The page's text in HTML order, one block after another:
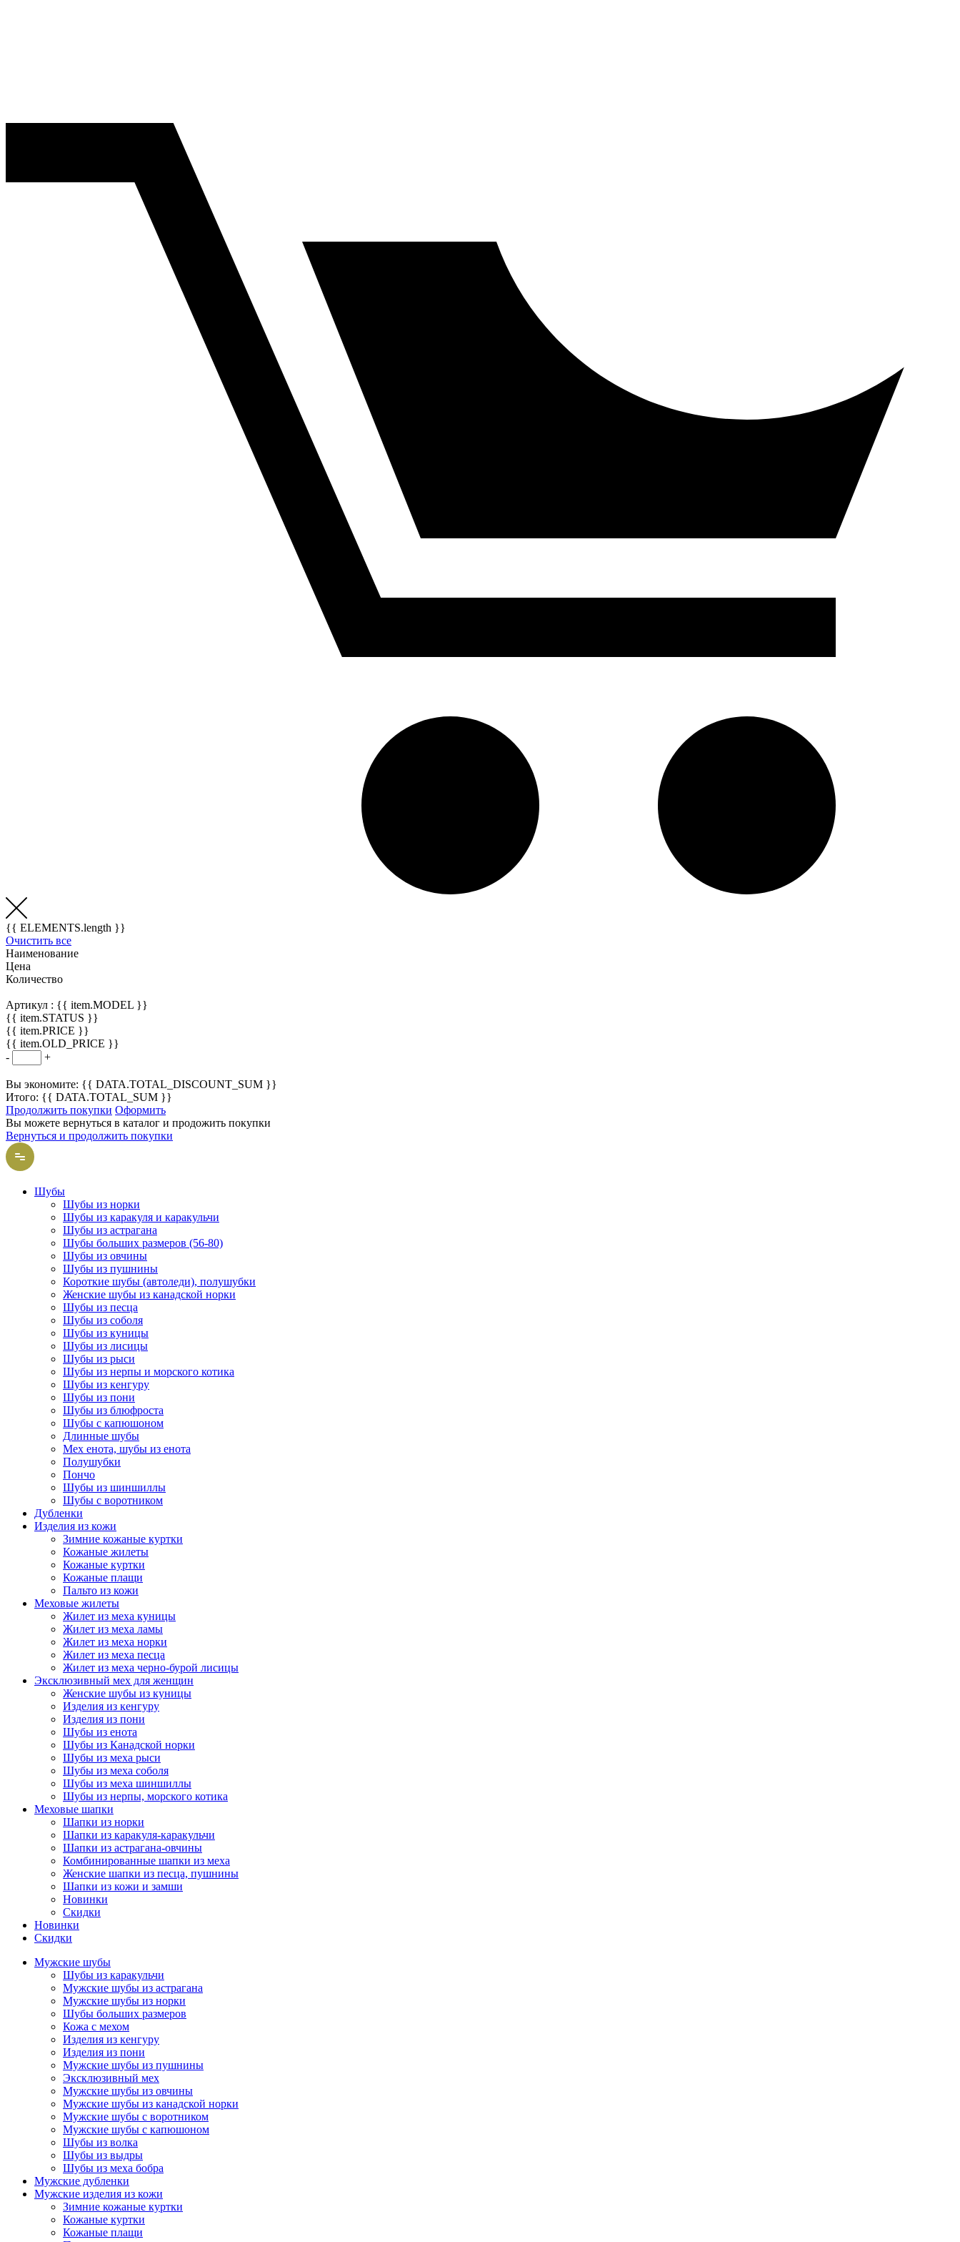
{{ ELEMENTS.length }}
Очистить все
Наименование
Цена
Количество
Артикул : {{ item.MODEL }}
{{ item.STATUS }}
{{ item.PRICE }}
{{ item.OLD_PRICE }}
-
+
Вы экономите: {{ DATA.TOTAL_DISCOUNT_SUM }}
Итого: {{ DATA.TOTAL_SUM }}
Продолжить покупки Оформить
Вы можете вернуться в каталог и продожить покупки
Вернуться и продолжить покупки
Шубы
Шубы из норки
Шубы из каракуля и каракульчи
Шубы из астрагана
Шубы больших размеров (56-80)
Шубы из овчины
Шубы из пушнины
Короткие шубы (автоледи), полушубки
Женские шубы из канадской норки
Шубы из песца
Шубы из соболя
Шубы из куницы
Шубы из лисицы
Шубы из рыси
Шубы из нерпы и морского котика
Шубы из кенгуру
Шубы из пони
Шубы из блюфроста
Шубы с капюшоном
Длинные шубы
Мех енота, шубы из енота
Полушубки
Пончо
Шубы из шиншиллы
Шубы с воротником
Дубленки
Изделия из кожи
Зимние кожаные куртки
Кожаные жилеты
Кожаные куртки
Кожаные плащи
Пальто из кожи
Меховые жилеты
Жилет из меха куницы
Жилет из меха ламы
Жилет из меха норки
Жилет из меха песца
Жилет из меха черно-бурой лисицы
Эксклюзивный мех для женщин
Женские шубы из куницы
Изделия из кенгуру
Изделия из пони
Шубы из енота
Шубы из Канадской норки
Шубы из меха рыси
Шубы из меха соболя
Шубы из меха шиншиллы
Шубы из нерпы, морского котика
Меховые шапки
Шапки из норки
Шапки из каракуля-каракульчи
Шапки из астрагана-овчины
Комбинированные шапки из меха
Женские шапки из песца, пушнины
Шапки из кожи и замши
Новинки
Скидки
Новинки
Скидки
Мужские шубы
Шубы из каракульчи
Мужские шубы из астрагана
Мужские шубы из норки
Шубы больших размеров
Кожа с мехом
Изделия из кенгуру
Изделия из пони
Мужские шубы из пушнины
Эксклюзивный мех
Мужские шубы из овчины
Мужские шубы из канадской норки
Мужские шубы с воротником
Мужские шубы с капюшоном
Шубы из волка
Шубы из выдры
Шубы из меха бобра
Мужские дубленки
Мужские изделия из кожи
Зимние кожаные куртки
Кожаные куртки
Кожаные плащи